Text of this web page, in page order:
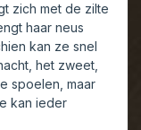
zich met de zilte
haar neus
kan ze snel
het zweet,
spoelen, maar
kan ieder